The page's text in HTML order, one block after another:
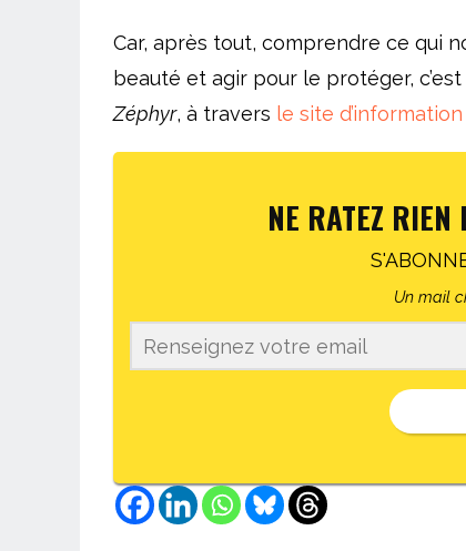
Car, après tout, comprendre ce qui
beauté et agir pour le protéger,
Zéphyr, à travers le site d’information
NE RATEZ RIEN
Un mail